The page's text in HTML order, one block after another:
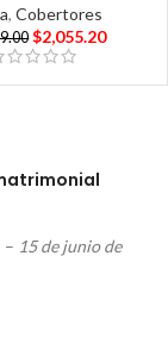
, Cobertores
$2,055.20
– 15 de junio de